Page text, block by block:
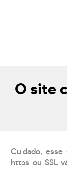
O site
Cuidado,
https ou SSL